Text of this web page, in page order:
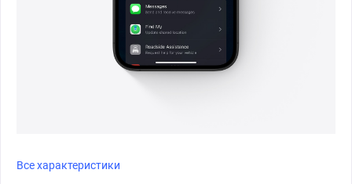
Все характеристики